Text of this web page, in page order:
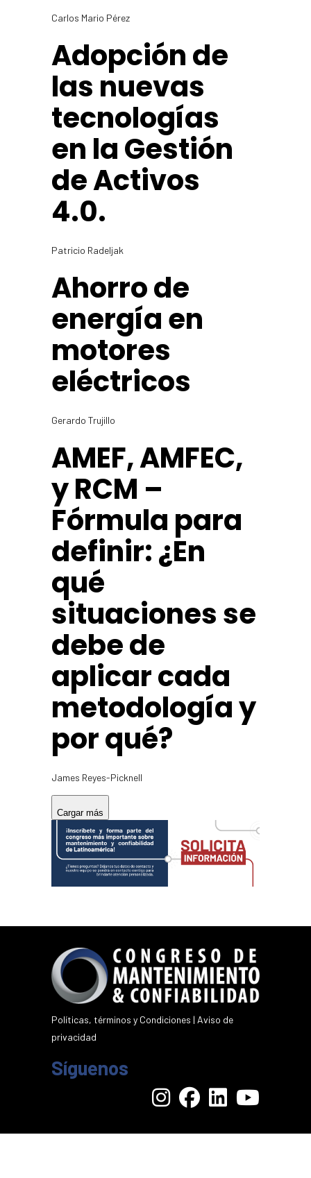
Carlos Mario Pérez
Adopción de
las nuevas
tecnologías
en la Gestión
de Activos
4.0.
Patricio Radeljak
Ahorro de
energía en
motores
eléctricos
Gerardo Trujillo
AMEF, AMFEC,
y RCM –
Fórmula para
definir: ¿En
qué
situaciones se
debe de
aplicar cada
metodología y
por qué?
James Reyes-Picknell
Cargar más
Políticas, términos y Condiciones | Aviso de
privacidad
Síguenos